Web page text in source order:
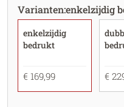
Varianten:enkelzijdig
enkelzijdig
bedrukt
€ 169,99 €